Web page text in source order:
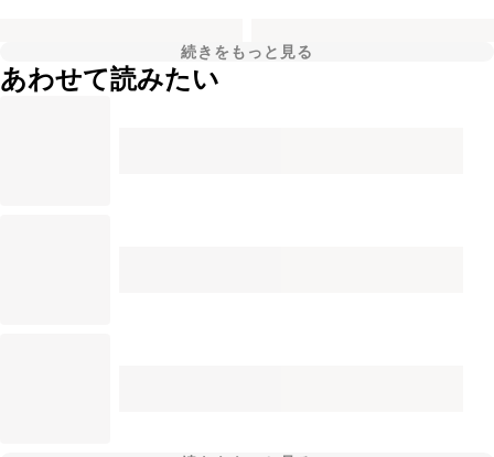
続きをもっと見る
あわせて読みたい